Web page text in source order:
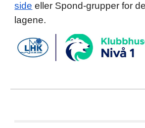
side eller Spond-grupper for
lagene.